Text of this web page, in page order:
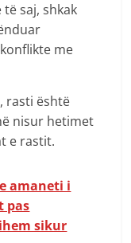
saj, shkak
me
rasti është
nisur hetimet
e rastit.
amaneti i
pas
sikur